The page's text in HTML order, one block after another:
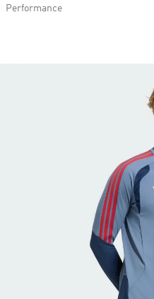
Performance